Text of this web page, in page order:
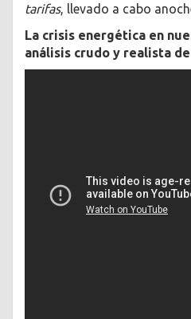
tarifas, llevado a cabo
La crisis energética en
análisis crudo y realista